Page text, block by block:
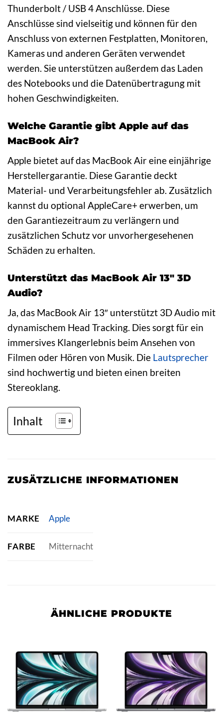
Thunderbolt / USB 4 Anschlüsse. Diese
Anschlüsse sind vielseitig und können für den
Anschluss von externen Festplatten, Monitoren,
Kameras und anderen Geräten verwendet
werden. Sie unterstützen außerdem das Laden
des Notebooks und die Datenübertragung mit
hohen Geschwindigkeiten.
Welche Garantie gibt Apple auf das
MacBook Air?
Apple bietet auf das MacBook Air eine einjährige
Herstellergarantie. Diese Garantie deckt
Material- und Verarbeitungsfehler ab. Zusätzlich
kannst du optional AppleCare+ erwerben, um
den Garantiezeitraum zu verlängern und
zusätzlichen Schutz vor unvorhergesehenen
Schäden zu erhalten.
Unterstützt das MacBook Air 13″ 3D
Audio?
Ja, das MacBook Air 13″ unterstützt 3D Audio mit
dynamischem Head Tracking. Dies sorgt für ein
immersives Klangerlebnis beim Ansehen von
Filmen oder Hören von Musik. Die Lautsprecher
sind hochwertig und bieten einen breiten
Stereoklang.
Inhalt
ZUSÄTZLICHE INFORMATIONEN
MARKE Apple
FARBE Mitternacht
ÄHNLICHE PRODUKTE